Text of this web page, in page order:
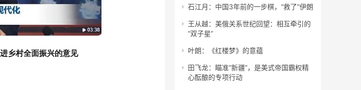
乡村全面振兴的意见
石江月：中国3年前的一步棋，“救了”伊朗
王从越：美俄关系世纪回望：相互牵引的
“双子星”
叶朗：《红楼梦》的意蕴
田飞龙：瞄准“新疆”，是美式帝国霸权精
心酝酿的专项行动